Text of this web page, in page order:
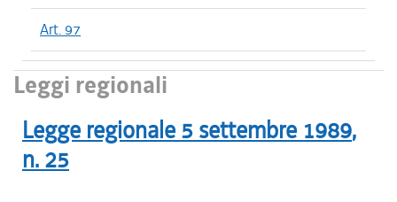
Art. 97
Leggi regionali
Legge regionale 5 settembre 1989,
n. 25